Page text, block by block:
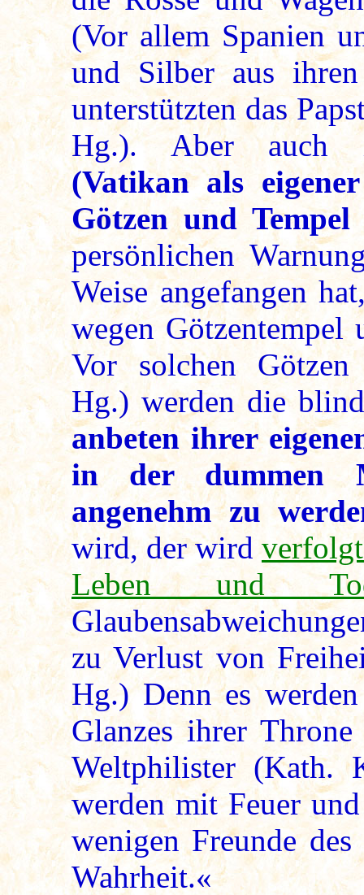
(Vor allem Spanien
und Silber aus
unterstützten das
Hg.). Aber
(Vatikan als
Götzen und Tempel
persönlichen
Weise angefangen
wegen Götzentempel
Vor solchen Götzen
Hg.) werden die
anbeten ihrer
in der dummen
angenehm zu
wird, der wird
Leben und
zu Verlust von
Hg.) Denn es
Glanzes ihrer
Weltphilister (Kath.
werden mit Feuer
wenigen Freunde
Wahrheit.«